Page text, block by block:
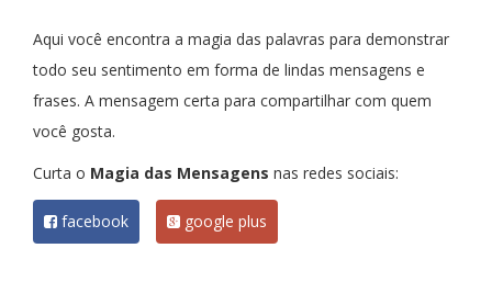
Aqui você encontra a magia das palavras para demonstrar
todo seu sentimento em forma de lindas mensagens e
frases. A mensagem certa para compartilhar com quem
você gosta.
Curta o Magia das Mensagens nas redes sociais:
facebook google plus